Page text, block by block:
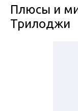
Плюсы и
Трилоджи